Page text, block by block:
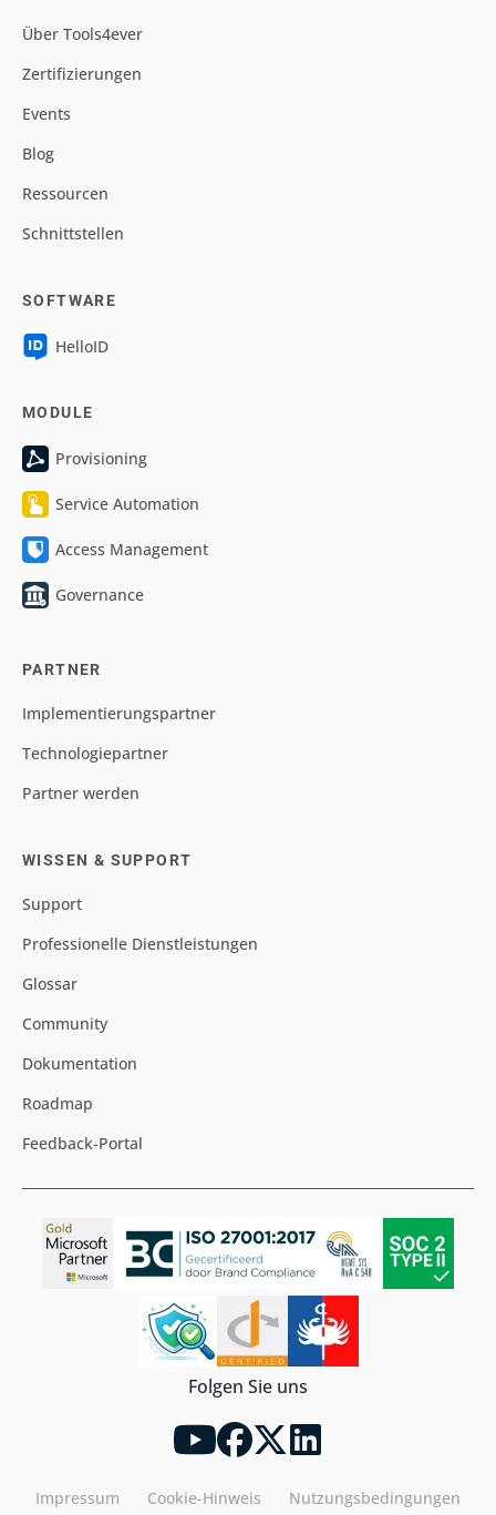
Über Tools4ever
Zertifizierungen
Events
Blog
Ressourcen
Schnittstellen
SOFTWARE
HelloID
MODULE
Provisioning
Service Automation
Access Management
Governance
PARTNER
Implementierungspartner
Technologiepartner
Partner werden
WISSEN & SUPPORT
Support
Professionelle Dienstleistungen
Glossar
Community
Dokumentation
Roadmap
Feedback-Portal
Folgen Sie uns
Impressum Cookie-Hinweis
Nutzungsbedingungen